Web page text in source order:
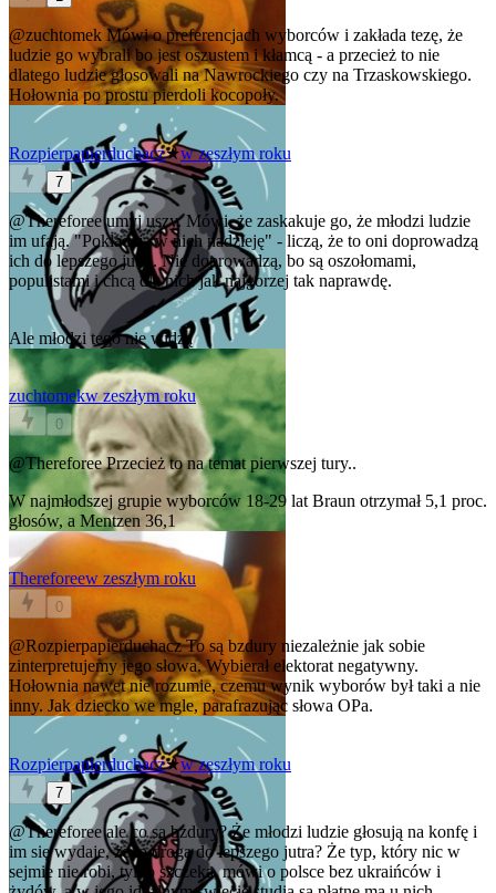
@zuchtomek Mówi o preferencjach wyborców i zakłada tezę, że
ludzie go wybrali bo jest oszustem i kłamcą - a przecież to nie
dlatego ludzie głosowali na Nawrockiego czy na Trzaskowskiego.
Hołownia po prostu pierdoli kocopoły.
Rozpierpapierduchacz★w zeszłym roku
7
@Thereforeeumyj uszy. Mówi, że zaskakuje go, że młodzi ludzie
im ufają. "Pokładają w nich nadzieję" - liczą, że to oni doprowadzą
ich do lepszego jutra. Nie doprowadzą, bo są oszołomami,
populistami i chcą dla nich jak najgorzej tak naprawdę.
Ale młodzi tego nie widzą
zuchtomekw zeszłym roku
0
@ThereforeePrzecież to na temat pierwszej tury..
W najmłodszej grupie wyborców 18-29 lat Braun otrzymał 5,1 proc.
głosów, a Mentzen 36,1
Thereforeew zeszłym roku
0
@RozpierpapierduchaczTo są bzdury niezależnie jak sobie
zinterpretujemy jego słowa. Wybierał elektorat negatywny.
Hołownia nawet nie rozumie, czemu wynik wyborów był taki a nie
inny. Jak dziecko we mgle, parafrazując słowa OPa.
Rozpierpapierduchacz★w zeszłym roku
7
@Thereforeeale co są bzdury? Że młodzi ludzie głosują na konfę i
im się wydaje, że to droga do lepszego jutra? Że typ, który nic w
sejmie nie robi, tylko szczeka, mówi o polsce bez ukraińców i